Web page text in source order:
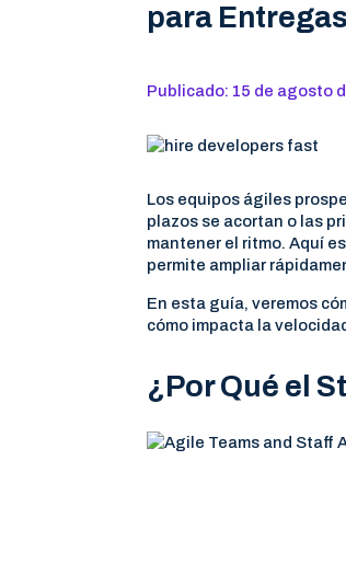
para
Publicado: 15 de agosto
Los equipos ágiles
plazos se acortan o las
mantener el ritmo. Aquí
permite ampliar
En esta guía, veremos
cómo impacta la
¿Por Qué el